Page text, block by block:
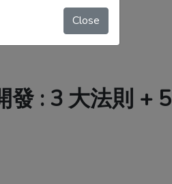
發 : 3 大法則 + 5
Close